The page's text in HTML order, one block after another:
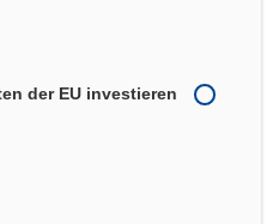
der EU investieren